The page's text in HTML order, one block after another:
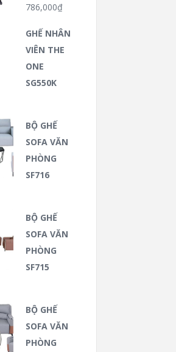
786,000₫
GHẾ NHÂN
VIÊN THE
ONE
SG550K
BỘ GHẾ
SOFA VĂN
PHÒNG
SF716
BỘ GHẾ
SOFA VĂN
PHÒNG
SF715
BỘ GHẾ
SOFA VĂN
PHÒNG